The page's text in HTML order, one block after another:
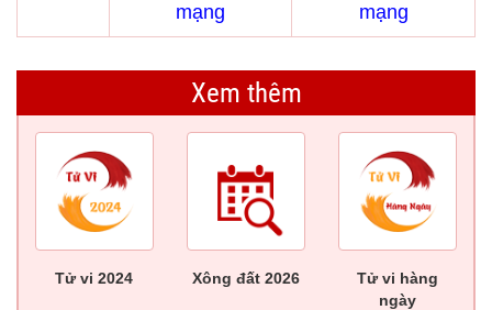
mạng
mạng
Xem thêm
Tử vi 2024 Xông đất 2026
Tử vi hàng
ngày